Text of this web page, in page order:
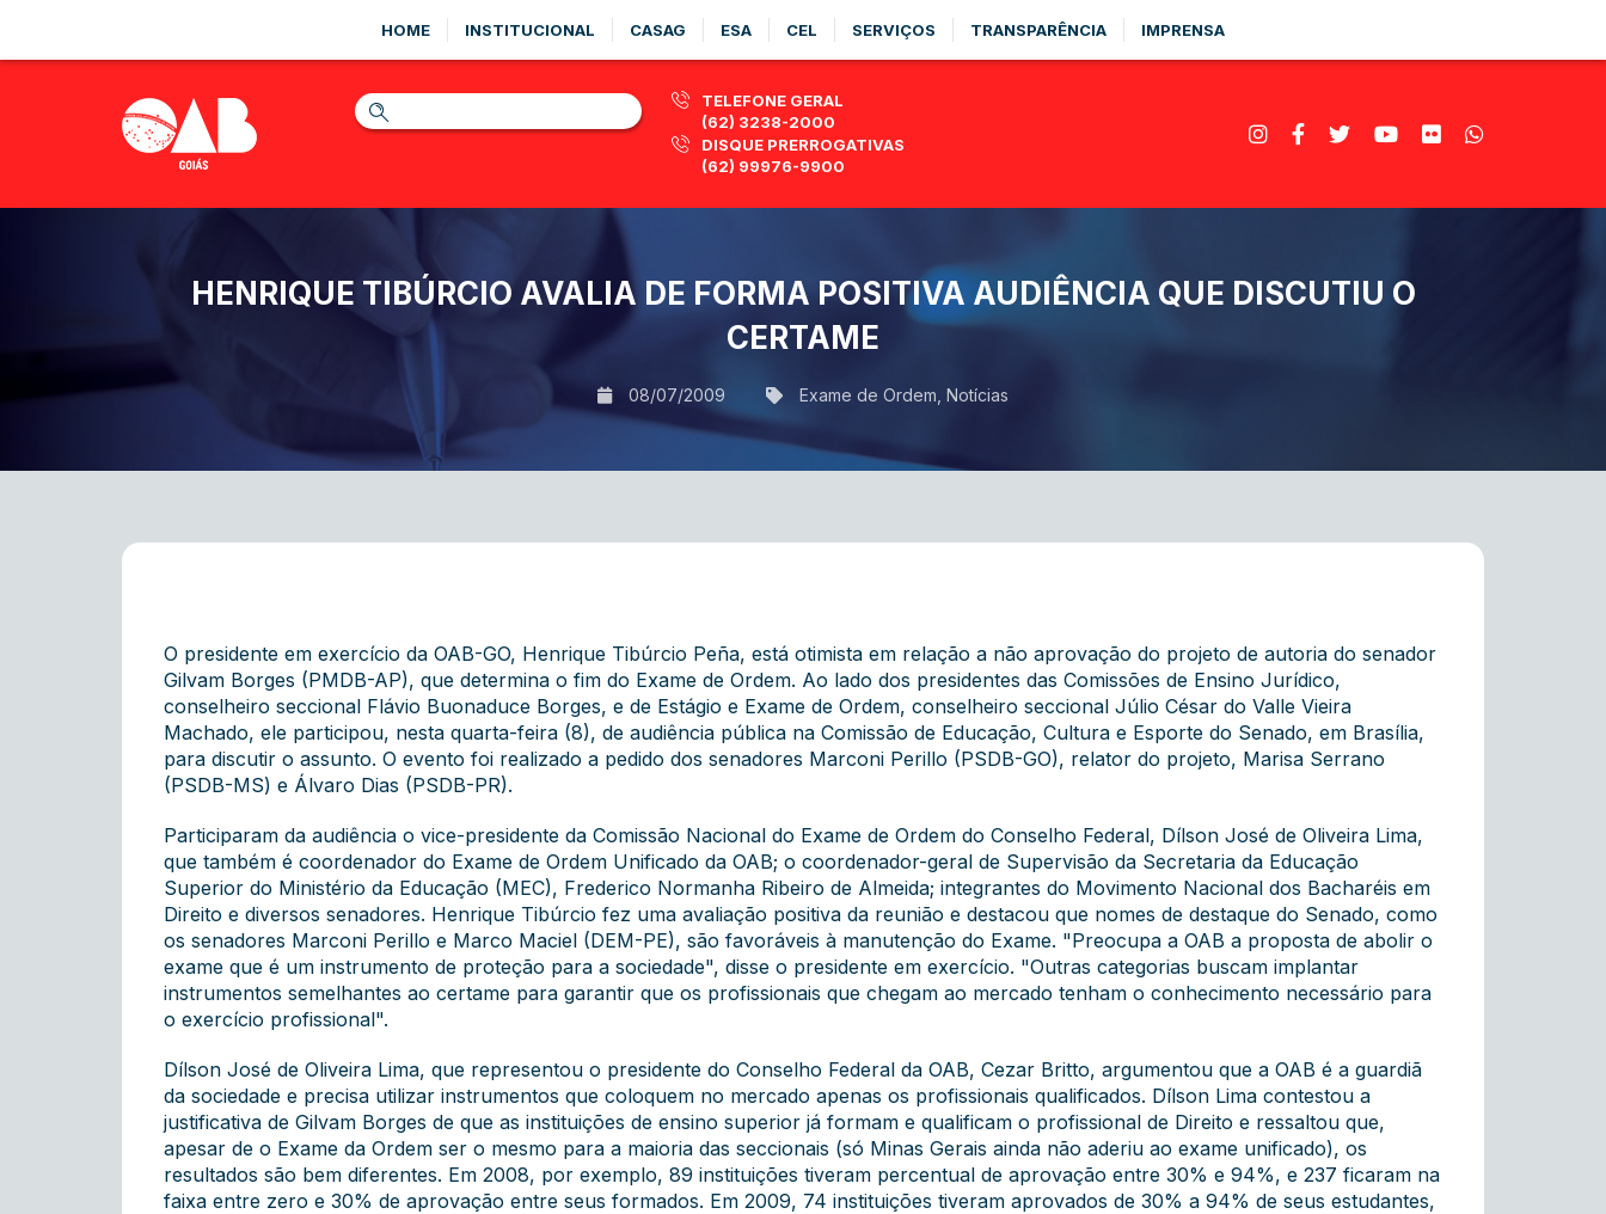
HOME INSTITUCIONAL CASAG ESA CEL SERVIÇOS TRANSPARÊNCIA IMPRENSA
TELEFONE GERAL
(62) 3238-2000
DISQUE PRERROGATIVAS
(62) 99976-9900
HENRIQUE TIBÚRCIO AVALIA DE FORMA POSITIVA AUDIÊNCIA QUE DISCUTIU O
CERTAME
08/07/2009 Exame de Ordem Notícias
O presidente em exercício da OAB-GO, Henrique Tibúrcio Peña, está otimista em relação a não aprovação do projeto de autoria do senador
Gilvam Borges (PMDB-AP), que determina o fim do Exame de Ordem. Ao lado dos presidentes das Comissões de Ensino Jurídico,
conselheiro seccional Flávio Buonaduce Borges, e de Estágio e Exame de Ordem, conselheiro seccional Júlio César do Valle Vieira
Machado, ele participou, nesta quarta-feira (8), de audiência pública na Comissão de Educação, Cultura e Esporte do Senado, em Brasília,
para discutir o assunto. O evento foi realizado a pedido dos senadores Marconi Perillo (PSDB-GO), relator do projeto, Marisa Serrano
(PSDB-MS) e Álvaro Dias (PSDB-PR).
Participaram da audiência o vice-presidente da Comissão Nacional do Exame de Ordem do Conselho Federal, Dílson José de Oliveira Lima,
que também é coordenador do Exame de Ordem Unificado da OAB; o coordenador-geral de Supervisão da Secretaria da Educação
Superior do Ministério da Educação (MEC), Frederico Normanha Ribeiro de Almeida; integrantes do Movimento Nacional dos Bacharéis em
Direito e diversos senadores. Henrique Tibúrcio fez uma avaliação positiva da reunião e destacou que nomes de destaque do Senado, como
os senadores Marconi Perillo e Marco Maciel (DEM-PE), são favoráveis à manutenção do Exame. "Preocupa a OAB a proposta de abolir o
exame que é um instrumento de proteção para a sociedade", disse o presidente em exercício. "Outras categorias buscam implantar
instrumentos semelhantes ao certame para garantir que os profissionais que chegam ao mercado tenham o conhecimento necessário para
o exercício profissional".
Dílson José de Oliveira Lima, que representou o presidente do Conselho Federal da OAB, Cezar Britto, argumentou que a OAB é a guardiã
da sociedade e precisa utilizar instrumentos que coloquem no mercado apenas os profissionais qualificados. Dílson Lima contestou a
justificativa de Gilvam Borges de que as instituições de ensino superior já formam e qualificam o profissional de Direito e ressaltou que,
apesar de o Exame da Ordem ser o mesmo para a maioria das seccionais (só Minas Gerais ainda não aderiu ao exame unificado), os
resultados são bem diferentes. Em 2008, por exemplo, 89 instituições tiveram percentual de aprovação entre 30% e 94%, e 237 ficaram na
faixa entre zero e 30% de aprovação entre seus formados. Em 2009, 74 instituições tiveram aprovados de 30% a 94% de seus estudantes,